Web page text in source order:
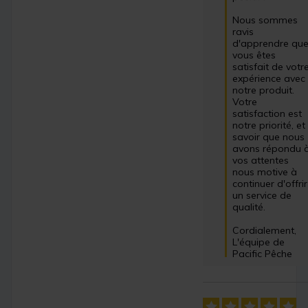
Nous sommes
ravis
d'apprendre
vous êtes
satisfait de
expérience avec
notre produit.
Votre
satisfaction est
notre priorité, et
savoir que nous
avons répondu
vos attentes
nous motive à
continuer d'offrir
un service de
qualité.
Cordialement,
L'équipe de
Pacific Pêche